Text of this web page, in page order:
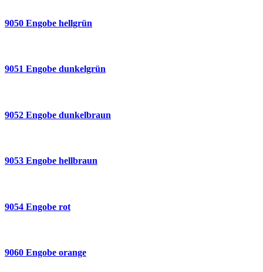
9050 Engobe hellgrün
9051 Engobe dunkelgrün
9052 Engobe dunkelbraun
9053 Engobe hellbraun
9054 Engobe rot
9060 Engobe orange